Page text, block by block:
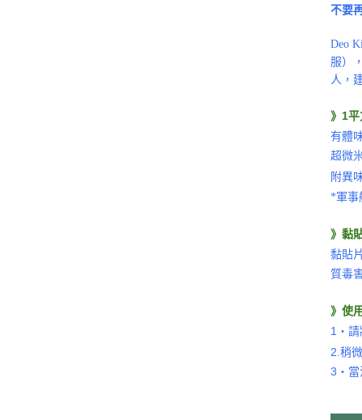
不要
Deo
服）
人，
》1
有體
超微
附異
*軍事
》黏
黏貼
質毒
》使
1‧請
2.稍
3‧當